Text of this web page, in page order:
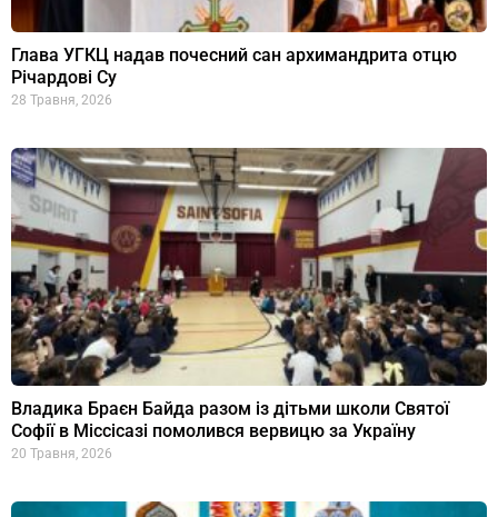
Глава УГКЦ надав почесний сан архимандрита отцю
Річардові Су
28 Травня, 2026
Владика Браєн Байда разом із дітьми школи Святої
Софії в Міссісазі помолився вервицю за Україну
20 Травня, 2026